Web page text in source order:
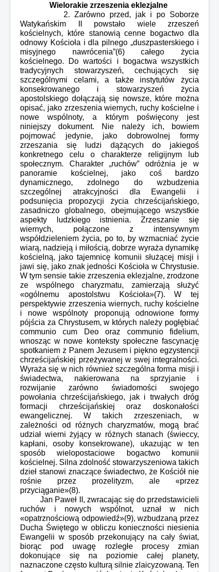
Wielorakie zrzeszenia eklezjalne
2. Zarówno przed, jak i po Soborze
Watykańskim II powstało wiele zrzeszeń
kościelnych, które stanowią cenne bogactwo dla
odnowy Kościoła i dla pilnego „duszpasterskiego i
misyjnego nawrócenia”(6) całego życia
kościelnego. Do wartości i bogactwa wszystkich
tradycyjnych stowarzyszeń, cechujących się
szczególnymi celami, a także instytutów życia
konsekrowanego i stowarzyszeń życia
apostolskiego dołączają się nowsze, które można
opisać, jako zrzeszenia wiernych, ruchy kościelne i
nowe wspólnoty, a którym poświęcony jest
niniejszy dokument. Nie należy ich, bowiem
pojmować jedynie, jako dobrowolnej formy
zrzeszania się ludzi dążących do jakiegoś
konkretnego celu o charakterze religijnym lub
społecznym. Charakter „ruchów” odróżnia je w
panoramie kościelnej, jako coś bardzo
dynamicznego, zdolnego do wzbudzenia
szczególnej atrakcyjności dla Ewangelii i
podsunięcia propozycji życia chrześcijańskiego,
zasadniczo globalnego, obejmującego wszystkie
aspekty ludzkiego istnienia. Zrzeszanie się
wiernych, połączone z intensywnym
współdzieleniem życia, po to, by wzmacniać życie
wiarą, nadzieją i miłością, dobrze wyraża dynamikę
kościelną, jako tajemnicę komunii służącej misji i
jawi się, jako znak jedności Kościoła w Chrystusie.
W tym sensie takie zrzeszenia eklezjalne, zrodzone
ze wspólnego charyzmatu, zamierzają służyć
«ogólnemu apostolstwu Kościoła»(7). W tej
perspektywie zrzeszenia wiernych, ruchy kościelne
i nowe wspólnoty proponują odnowione formy
pójścia za Chrystusem, w których należy pogłębiać
communio cum Deo oraz communio fidelium,
wnosząc w nowe konteksty społeczne fascynację
spotkaniem z Panem Jezusem i piękno egzystencji
chrześcijańskiej przeżywanej w swej integralności.
Wyraża się w nich również szczególna forma misji i
świadectwa, nakierowana na sprzyjanie i
rozwijanie zarówno świadomości swojego
powołania chrześcijańskiego, jak i trwałych dróg
formacji chrześcijańskiej oraz doskonałości
ewangelicznej. W takich zrzeszeniach, w
zależności od różnych charyzmatów, mogą brać
udział wierni żyjący w różnych stanach (świeccy,
kapłani, osoby konsekrowane), ukazując w ten
sposób wielopostaciowe bogactwo komunii
kościelnej. Silna zdolność stowarzyszeniowa takich
dzieł stanowi znaczące świadectwo, że Kościół nie
rośnie przez prozelityzm, ale «przez
przyciąganie»(8).
Jan Paweł II, zwracając się do przedstawicieli
ruchów i nowych wspólnot, uznał w nich
«opatrznościową odpowiedź»(9), wzbudzaną przez
Ducha Świętego w obliczu konieczności niesienia
Ewangelii w sposób przekonujący na cały świat,
biorąc pod uwagę rozległe procesy zmian
dokonujące się na poziomie całej planety,
naznaczone często kulturą silnie zlaicyzowaną. Ten